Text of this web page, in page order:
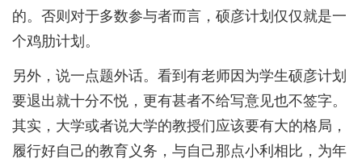
的。否则对于多数参与者而言，硕彦计划仅仅就是一
个鸡肋计划。
另外，说一点题外话。看到有老师因为学生硕彦计划
要退出就十分不悦，更有甚者不给写意见也不签字。
其实，大学或者说大学的教授们应该要有大的格局，
履行好自己的教育义务，与自己那点小利相比，为年